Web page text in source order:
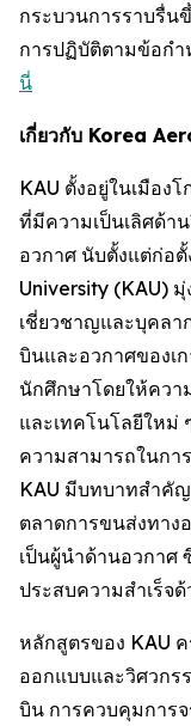
กระบวนการราบรื่น
การปฏิบัติตามข้อกำ
นี่
เกี่ยวกับ Korea
KAU ตั้งอยู่ในเมือง
ที่มีความเป็นเลิศด้า
อวกาศ นับตั้งแต่ก่อ
University (KAU)
เชี่ยวชาญและบุคลา
บินและอวกาศของเ
นักศึกษาโดยให้ควา
และเทคโนโลยีใหม่
ความสามารถในก
KAU มีบทบาทสำคั
ตลาดการขนส่งทาง
เป็นผู้นำด้านอวกาศ
ประสบความสำเร็จด้
หลักสูตรของ KAU
ออกแบบและวิศวกร
บิน การควบคุมการ